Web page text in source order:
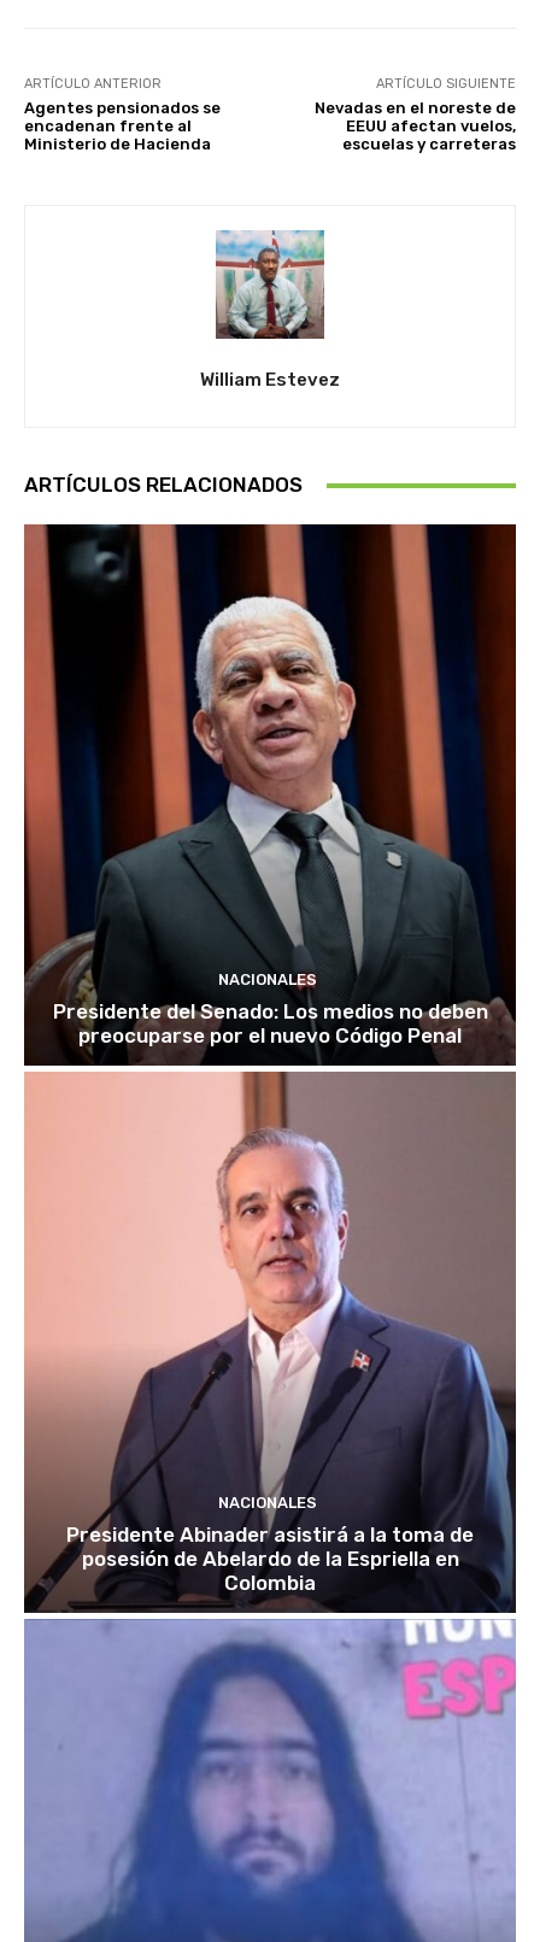
ARTÍCULO ANTERIOR
Agentes pensionados se
encadenan frente al
Ministerio de Hacienda
ARTÍCULO SIGUIENTE
Nevadas en el noreste de
EEUU afectan vuelos,
escuelas y carreteras
William Estevez
ARTÍCULOS RELACIONADOS
NACIONALES
Presidente del Senado: Los medios no deben
preocuparse por el nuevo Código Penal
NACIONALES
Presidente Abinader asistirá a la toma de
posesión de Abelardo de la Espriella en
Colombia